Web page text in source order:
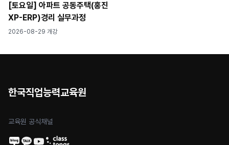
[토요일] 아파트 공동주택(홍진
XP-ERP)경리 실무과정
2026-08-29 개강
한국직업능력교육원
교육원 공식채널